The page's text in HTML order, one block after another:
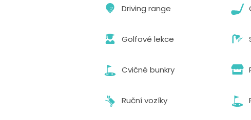
Driving range
Golfové lekce
Cvičné bunkry
Ruční vozíky